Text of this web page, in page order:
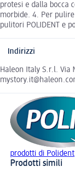
protesi e dalla bocca
morbide. 4. Per
pulitori POLIDENT e
Indirizzi
Haleon Italy S.r.l. Via
prodotti di Polident
Prodotti simili